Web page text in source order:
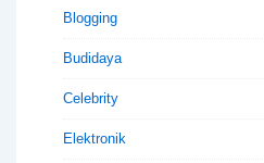
Blogging
Budidaya
Celebrity
Elektronik